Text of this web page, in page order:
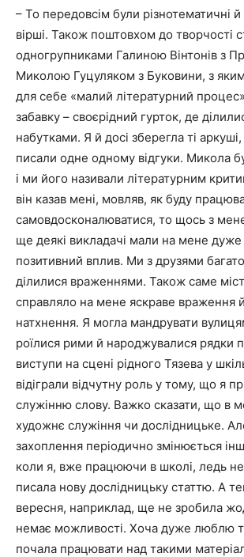
– То передовсім були різнотематичні
вірші. Також поштовхом до творчості
одногрупниками Галиною Вінтонів з
Миколою Гуцуляком з Буковини, з
для себе «малий літературний
забавку – своєрідний гурток, де
набутками. Я й досі зберегла ті
писали одне одному відгуки. Микола
і ми його називали літературним
він казав мені, мовляв, як буду
самовдосконалюватися, то щось з
ще деякі викладачі мали на мене дуже
позитивний вплив. Ми з друзями
ділилися враженнями. Також саме
справляло на мене яскраве враження
натхнення. Я могла мандрувати
роїлися рими й народжувалися рядки
виступи на сцені рідного Тязева у
відіграли відчутну роль у тому, що я
служінню слову. Важко сказати, що в
художнє служіння чи дослідницьке.
захоплення періодично змінюється
коли я, вже працюючи в школі, ледь
писала нову дослідницьку статтю. А
вересня, наприклад, ще не зробила
немає можливості. Хоча дуже люблю
почала працювати над такими